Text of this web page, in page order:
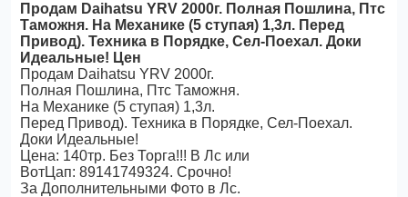
Продам Daihatsu YRV 2000г. Полная Пошлина, Птс
Таможня. На Механике (5 ступая) 1,3л. Перед
Привод). Техника в Порядке, Сел-Поехал. Доки
Идеальные! Цен
Продам Daihatsu YRV 2000г.
Полная Пошлина, Птс Таможня.
На Механике (5 ступая) 1,3л.
Перед Привод). Техника в Порядке, Сел-Поехал.
Доки Идеальные!
Цена: 140тр. Без Торга!!! В Лс или
ВотЦап: 89141749324. Срочно!
За Дополнительными Фото в Лс.